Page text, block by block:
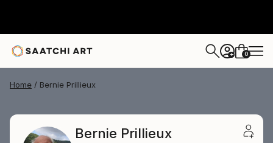
+ 0
Home Bernie Prillieux
Bernie Prillieux